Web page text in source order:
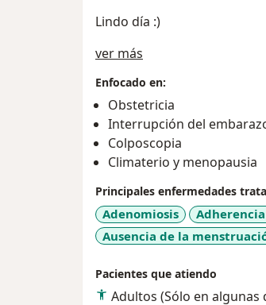
Lindo día :)
ver más
Enfocado en:
Obstetricia
Interrupción del
Colposcopia
Climaterio y menopausia
Principales enfermedades
Adenomiosis
Ausencia de la
Pacientes que atiendo
Adultos (Sólo en algunas